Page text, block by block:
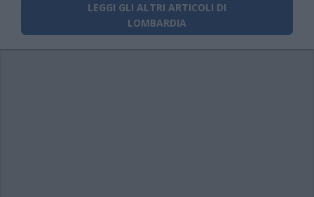
LEGGI GLI ALTRI ARTICOLI DI
LOMBARDIA